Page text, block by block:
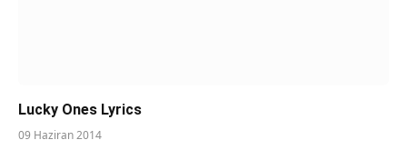
Lucky Ones Lyrics
09 Haziran 2014